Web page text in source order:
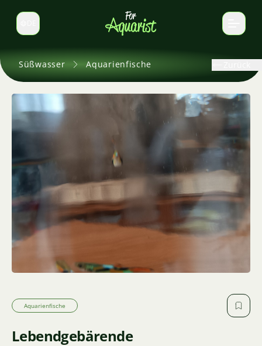
Sprache wechseln
Süßwasser Aquarienfische
Aquarienfische
Lebendgebärende